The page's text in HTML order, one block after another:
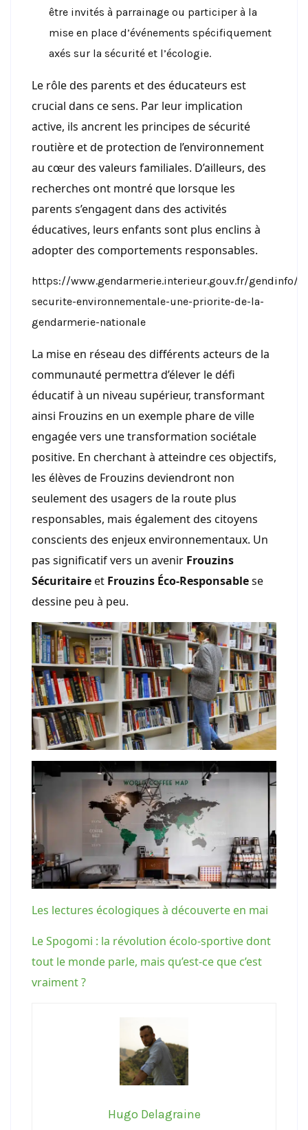
être invités à parrainage ou participer à la
mise en place d’événements spécifiquement
axés sur la sécurité et l’écologie.
Le rôle des parents et des éducateurs est
crucial dans ce sens. Par leur implication
active, ils ancrent les principes de sécurité
routière et de protection de l’environnement
au cœur des valeurs familiales. D’ailleurs, des
recherches ont montré que lorsque les
parents s’engagent dans des activités
éducatives, leurs enfants sont plus enclins à
adopter des comportements responsables.
https://www.gendarmerie.interieur.gouv.fr/gendinfo/
securite-environnementale-une-priorite-de-la-
gendarmerie-nationale
La mise en réseau des différents acteurs de la
communauté permettra d’élever le défi
éducatif à un niveau supérieur, transformant
ainsi Frouzins en un exemple phare de ville
engagée vers une transformation sociétale
positive. En cherchant à atteindre ces objectifs,
les élèves de Frouzins deviendront non
seulement des usagers de la route plus
responsables, mais également des citoyens
conscients des enjeux environnementaux. Un
pas significatif vers un avenir Frouzins
Sécuritaireet Frouzins Éco-Responsablese
dessine peu à peu.
Les lectures écologiques à découverte en mai
Le Spogomi : la révolution écolo-sportive dont
tout le monde parle, mais qu’est-ce que c’est
vraiment ?
Hugo Delagraine